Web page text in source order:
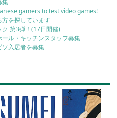
集
gamers to test video games!
を探しています
ク 第3弾！(17日開催)
ル・キッチンスタッフ募集
入居者を募集